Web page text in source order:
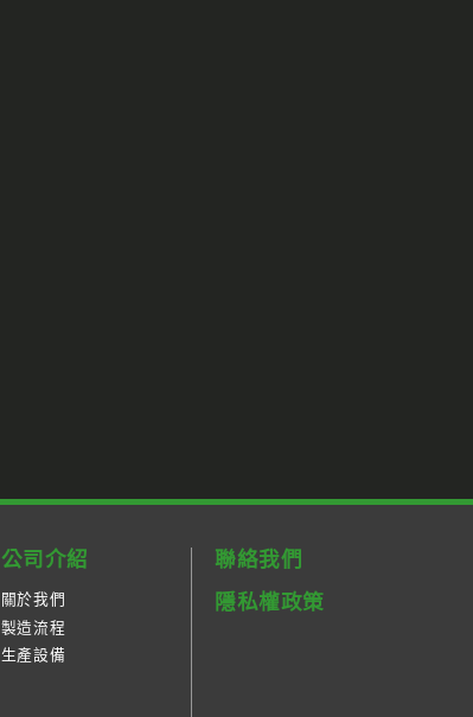
公司介紹
關於我們
製造流程
生產設備
聯絡我們
隱私權政策